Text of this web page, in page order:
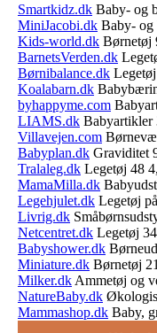
Smartkidz.dk Baby- og
MiniJacobi.dk Baby- og
Kids-world.dk Børnetøj
BarnetsVerden.dk
Børnibalance.dk
Koalabarn.dk
byhappyme.com
LIAMS.dk Babyartikler
Villavejen.com
Babyplan.dk Graviditet
Tralaleg.dk Legetøj 48
MamaMilla.dk
Legehjulet.dk Legetøj
Livrig.dk
Netcentret.dk Legetøj
Babyshower.dk
Miniature.dk Børnetøj
Milker.dk Ammetøj og
NatureBaby.dk
Mammashop.dk Baby,